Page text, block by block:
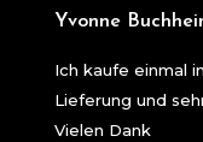
Yvonne
Ich kaufe einmal
Lieferung und
Vielen Dank